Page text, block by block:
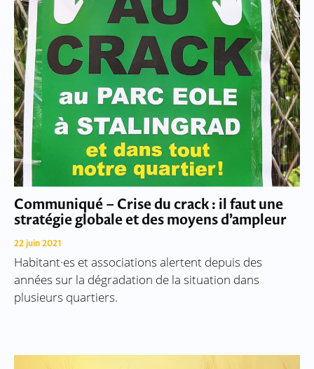
Communiqué – Crise du crack : il faut une
stratégie globale et des moyens d’ampleur
22 juin 2021
Habitant·es et associations alertent depuis des
années sur la dégradation de la situation dans
plusieurs quartiers.